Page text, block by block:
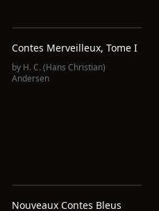
Contes Merveilleux, Tome I
by H. C. (Hans Christian)
Andersen
Nouveaux Contes Bleus